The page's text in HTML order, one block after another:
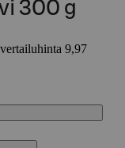
300 g
vertailuhinta 9,97